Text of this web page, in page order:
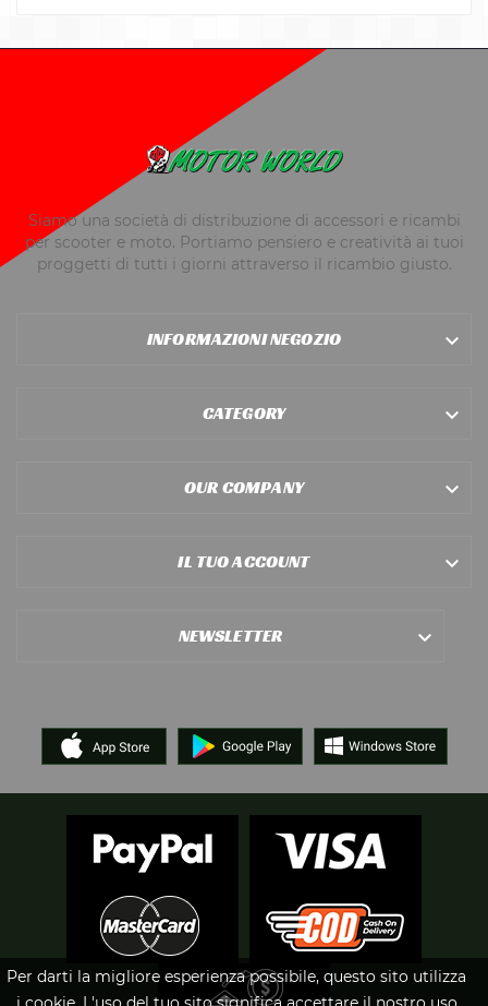
Per darti la migliore esperienza possibile, questo sito utilizza
Siamo una società di distribuzione di accessori e ricambi
per scooter e moto. Portiamo pensiero e creatività ai tuoi
proggetti di tutti i giorni attraverso il ricambio giusto.
INFORMAZIONI NEGOZIO 
CATEGORY 
OUR COMPANY 
IL TUO ACCOUNT 
NEWSLETTER 